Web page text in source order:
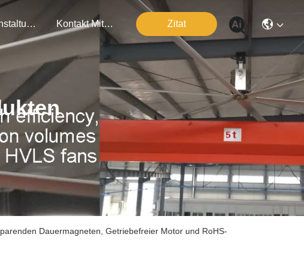
Veranstaltungen Kontakt Mit Uns Zitat
Dauermagneten, Getriebefreier Motor und RoHS-